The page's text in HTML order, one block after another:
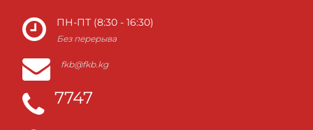
ПН-ПТ (8:30 - 16:30)
Без перерыва
fkb@fkb.kg
7747